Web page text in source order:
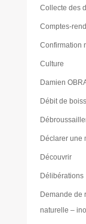
Collecte des
Comptes-
Confirmation
Culture
Damien
Débit de
Déclarer une
Découvrir
Délibérations
Demande de
naturelle –